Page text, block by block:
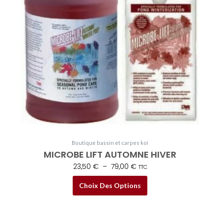
Boutique bassin et carpes koï
MICROBE LIFT AUTOMNE HIVER
23,50 € – 79,00 € TTC
Choix Des Options
options
peuvent
être
choisies
sur
la
page
du
produit